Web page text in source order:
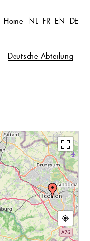
NL FR EN DE
Home
Deutsche Abteilung